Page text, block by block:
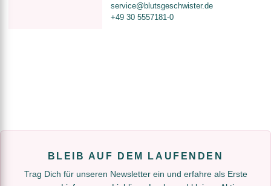
service@blutsgeschwister.de
+49 30 5557181-0
BLEIB AUF DEM LAUFENDEN
Trag Dich für unseren Newsletter ein und erfahre als Erste